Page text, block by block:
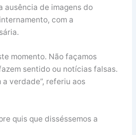
ausência de imagens do
com a
momento. Não façamos
sentido ou notícias falsas.
verdade”, referiu aos
quis que disséssemos a